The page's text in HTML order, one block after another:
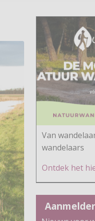
Van
wandelaars
Ontdek het